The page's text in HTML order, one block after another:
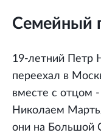
Семейный
19-летний Петр
переехал в
вместе с отцом
Николаем
они на Большой